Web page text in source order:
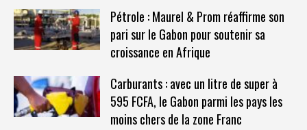
Pétrole : Maurel & Prom réaffirme son
pari sur le Gabon pour soutenir sa
croissance en Afrique
Carburants : avec un litre de super à
595 FCFA, le Gabon parmi les pays les
moins chers de la zone Franc